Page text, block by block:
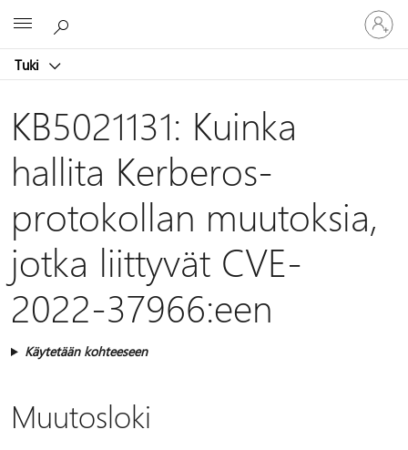
Tuki
Kirjaudu
sisään
tilille
KB5021131: Kuinka
hallita Kerberos-
protokollan muutoksia,
jotka liittyvät CVE-
2022-37966:een
Käytetään kohteeseen
Muutosloki